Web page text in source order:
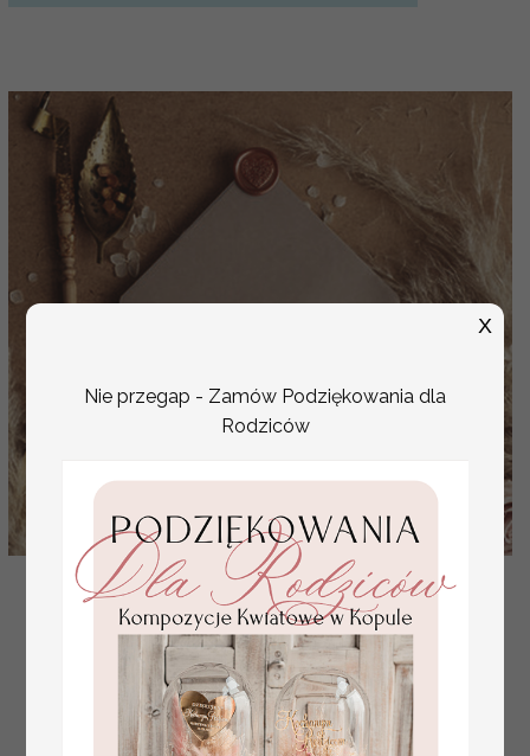
koperta z kalki ze złotymi literami, świecące litery na
kopercie
( 01/kalkalam/kop )
5.00 PLN
Nie przegap - Zamów Podziękowania dla
Rodziców
X